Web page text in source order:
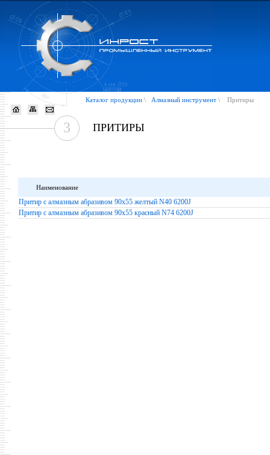
Каталог продукции \ Алмазный инструмент \ Притиры
3 ПРИТИРЫ
Наименование
Притир с алмазным абразивом 90х55 желтый N40 6200J
Притир с алмазным абразивом 90х55 красный N74 6200J